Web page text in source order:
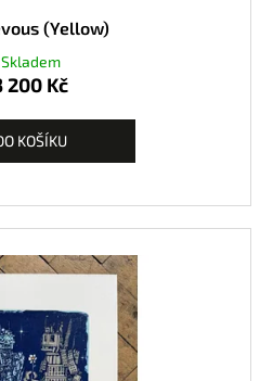
(Yellow)
Skladem
200 Kč
KOŠÍKU